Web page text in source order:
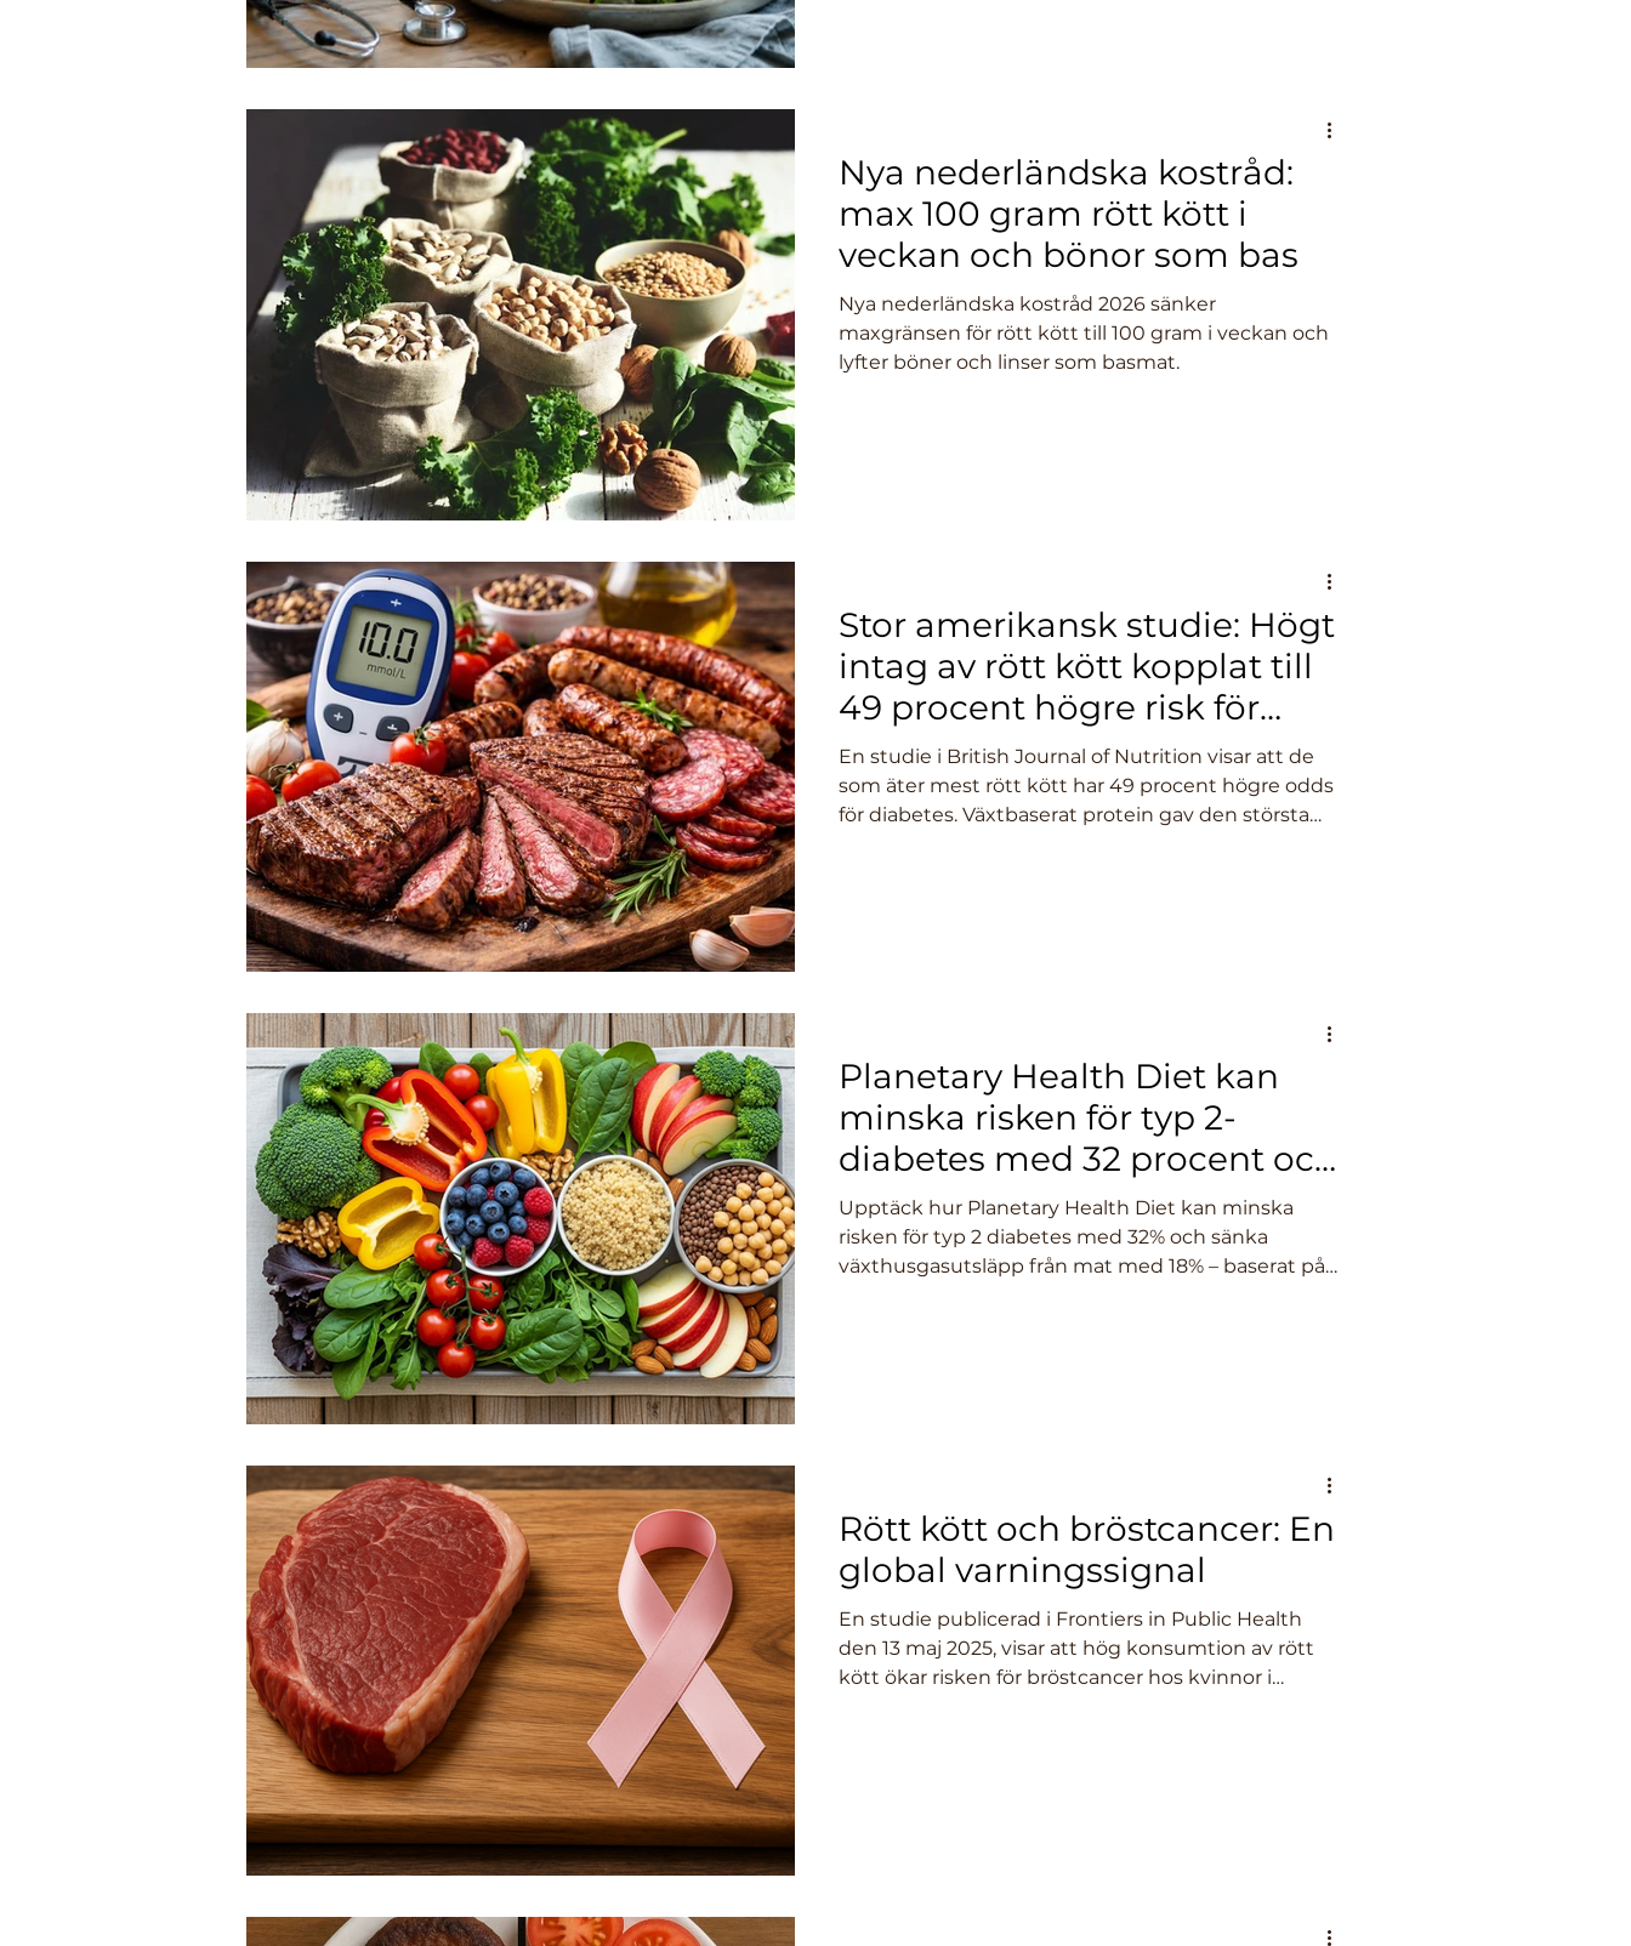
Nya nederländska kostråd:
max 100 gram rött kött i
veckan och bönor som bas
Nya nederländska kostråd 2026 sänker
maxgränsen för rött kött till 100 gram i veckan och
lyfter böner och linser som basmat.
Stor amerikansk studie: Högt
intag av rött kött kopplat till
49 procent högre risk för
diabetes
En studie i British Journal of Nutrition visar att de
som äter mest rött kött har 49 procent högre odds
för diabetes. Växtbaserat protein gav den största
Planetary Health Diet kan
minska risken för typ 2-
diabetes med 32 procent och
sänker växthusgasutsläpp
Upptäck hur Planetary Health Diet kan minska
risken för typ 2 diabetes med 32% och sänka
växthusgasutsläpp från mat med 18% – baserat på
Rött kött och bröstcancer: En
global varningssignal
En studie publicerad i Frontiers in Public Health
den 13 maj 2025, visar att hög konsumtion av rött
kött ökar risken för bröstcancer hos kvinnor i